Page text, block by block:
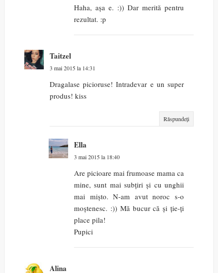
Haha, așa e. :)) Dar merită pentru
rezultat. :p
Taitzel
3 mai 2015 la 14:31
Dragalase picioruse! Intradevar e un super
produs! kiss
Răspundeți
Ella
3 mai 2015 la 18:40
Are picioare mai frumoase mama ca
mine, sunt mai subțiri și cu unghii
mai mișto. N-am avut noroc s-o
moștenesc. :)) Mă bucur că și ție-ți
place pila!
Pupici
Alina